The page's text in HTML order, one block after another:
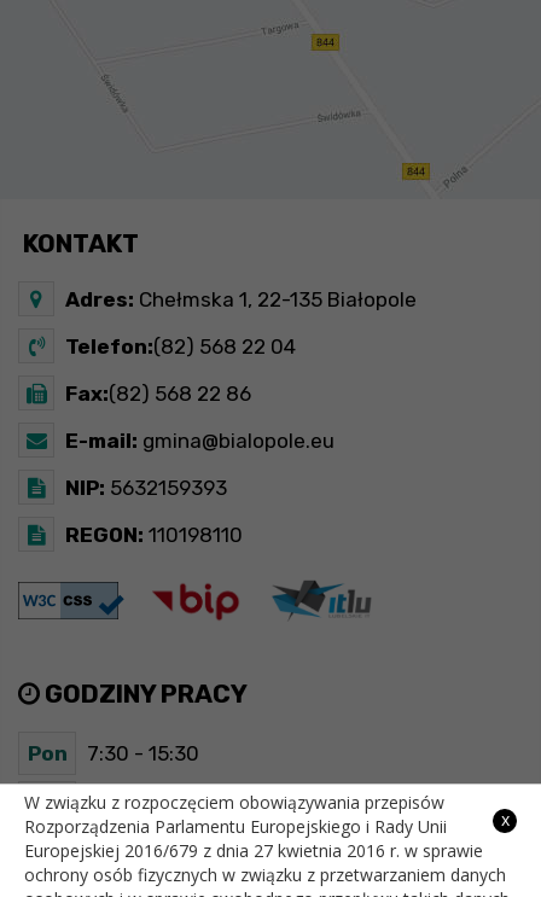
KONTAKT
Adres: Chełmska 1, 22-135 Białopole
Telefon:(82) 568 22 04
Fax:(82) 568 22 86
E-mail: gmina@bialopole.eu
NIP: 5632159393
REGON: 110198110
GODZINY PRACY
Pon 7:30 - 15:30
Wt 7:30 - 15:30
Śr 7:30 - 15:30
x
W związku z rozpoczęciem obowiązywania przepisów
Rozporządzenia Parlamentu Europejskiego i Rady Unii
Europejskiej 2016/679 z dnia 27 kwietnia 2016 r. w sprawie
ochrony osób fizycznych w związku z przetwarzaniem danych